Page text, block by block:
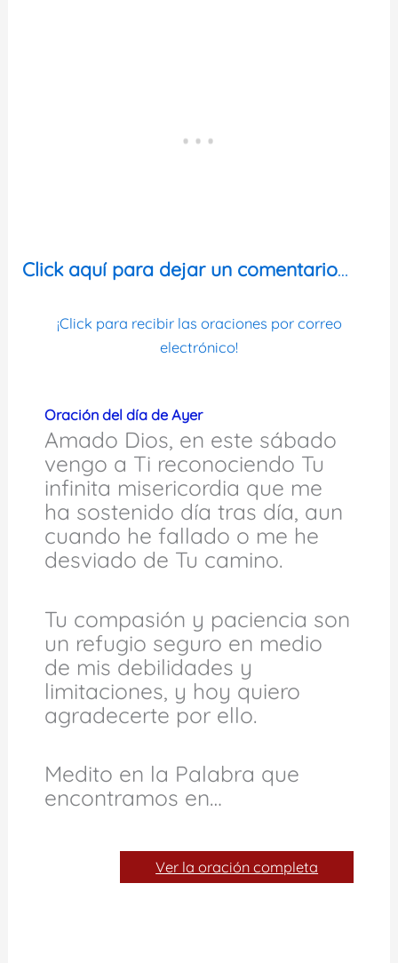
Click aquí para dejar un comentario…
¡Click para recibir las oraciones por correo
electrónico!
Oración del día de Ayer
Amado Dios, en este sábado
vengo a Ti reconociendo Tu
infinita misericordia que me
ha sostenido día tras día, aun
cuando he fallado o me he
desviado de Tu camino.
Tu compasión y paciencia son
un refugio seguro en medio
de mis debilidades y
limitaciones, y hoy quiero
agradecerte por ello.
Medito en la Palabra que
encontramos en…
Ver la oración completa